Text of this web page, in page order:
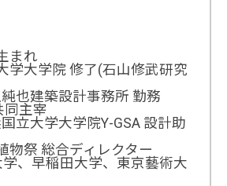
まれ
学大学院 修了(石山修武研究
也建築設計事務所 勤務
同主宰
立大学大学院Y-GSA 設計助
物祭 総合ディレクター
、早稲田大学、東京藝術大